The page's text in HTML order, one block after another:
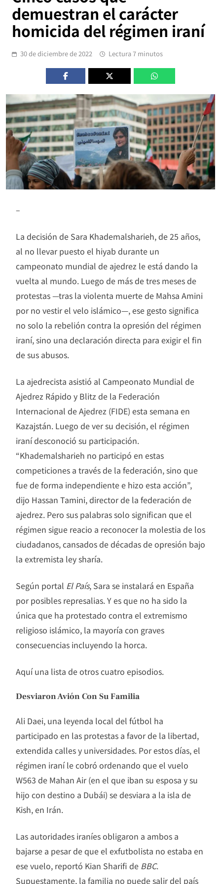
demuestran el carácter
homicida del régimen iraní
30 de diciembre de 2022 Lectura 7 minutos
–
La decisión de Sara Khademalsharieh, de 25 años,
al no llevar puesto el hiyab durante un
campeonato mundial de ajedrez le está dando la
vuelta al mundo. Luego de más de tres meses de
protestas —tras la violenta muerte de Mahsa Amini
por no vestir el velo islámico—, ese gesto significa
no solo la rebelión contra la opresión del régimen
iraní, sino una declaración directa para exigir el fin
de sus abusos.
La ajedrecista asistió al Campeonato Mundial de
Ajedrez Rápido y Blitz de la Federación
Internacional de Ajedrez (FIDE) esta semana en
Kazajstán. Luego de ver su decisión, el régimen
iraní desconoció su participación.
“Khademalsharieh no participó en estas
competiciones a través de la federación, sino que
fue de forma independiente e hizo esta acción”,
dijo Hassan Tamini, director de la federación de
ajedrez. Pero sus palabras solo significan que el
régimen sigue reacio a reconocer la molestia de los
ciudadanos, cansados de décadas de opresión bajo
la extremista ley sharía.
Según portal El País, Sara se instalará en España
por posibles represalias. Y es que no ha sido la
única que ha protestado contra el extremismo
religioso islámico, la mayoría con graves
consecuencias incluyendo la horca.
Aquí una lista de otros cuatro episodios.
Desviaron Avión Con Su Familia
Ali Daei, una leyenda local del fútbol ha
participado en las protestas a favor de la libertad,
extendida calles y universidades. Por estos días, el
régimen iraní le cobró ordenando que el vuelo
W563 de Mahan Air (en el que iban su esposa y su
hijo con destino a Dubái) se desviara a la isla de
Kish, en Irán.
Las autoridades iraníes obligaron a ambos a
bajarse a pesar de que el exfutbolista no estaba en
ese vuelo, reportó Kian Sharifi de BBC.
Supuestamente, la familia no puede salir del país